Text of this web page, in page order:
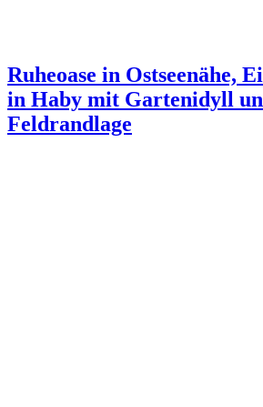
Ruheoase in Ostseenähe,
in Haby mit Gartenidyll
Feldrandlage